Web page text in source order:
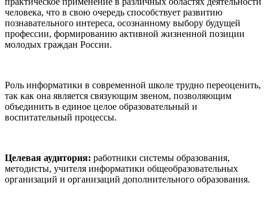
человека, что в свою очередь способствует развитию
познавательного интереса, осознанному выбору будущей
профессии, формированию активной жизненной позиции
молодых граждан России.
Роль информатики в современной школе трудно переоценить,
так как она является связующим звеном, позволяющим
объединить в единое целое образовательный и
воспитательный процессы.
Целевая аудитория: работники системы образования,
методисты, учителя информатики общеобразовательных
организаций и организаций дополнительного образования.